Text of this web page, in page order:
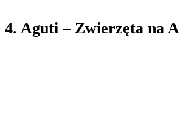
4. Aguti – Zwierzęta na A